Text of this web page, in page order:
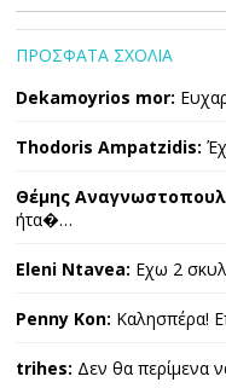
ΠΡΟΣΦΑΤΑ ΣΧΟΛΙΑ
Dekamoyrios mor:
Thodoris Ampatzidis:
Θέμης
ήτα�…
Eleni Ntavea: Εχω 2
Penny Kon: Καλησπέρα!
trihes: Δεν θα περίμενα